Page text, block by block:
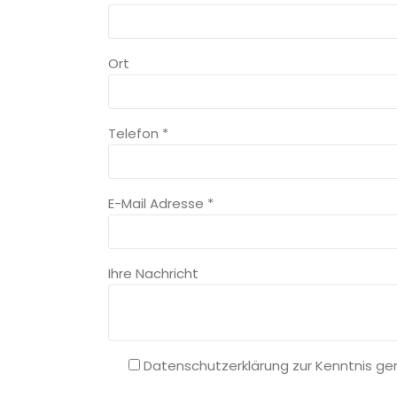
Ort
Telefon *
E-Mail Adresse *
Ihre Nachricht
Datenschutzerklärung zur Kenntnis